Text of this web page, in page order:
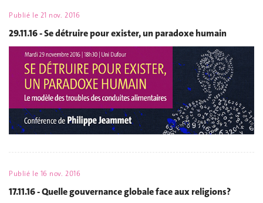
Publié le 21 nov. 2016
29.11.16 - Se détruire pour exister, un paradoxe humain
Publié le 16 nov. 2016
17.11.16 - Quelle gouvernance globale face aux religions?